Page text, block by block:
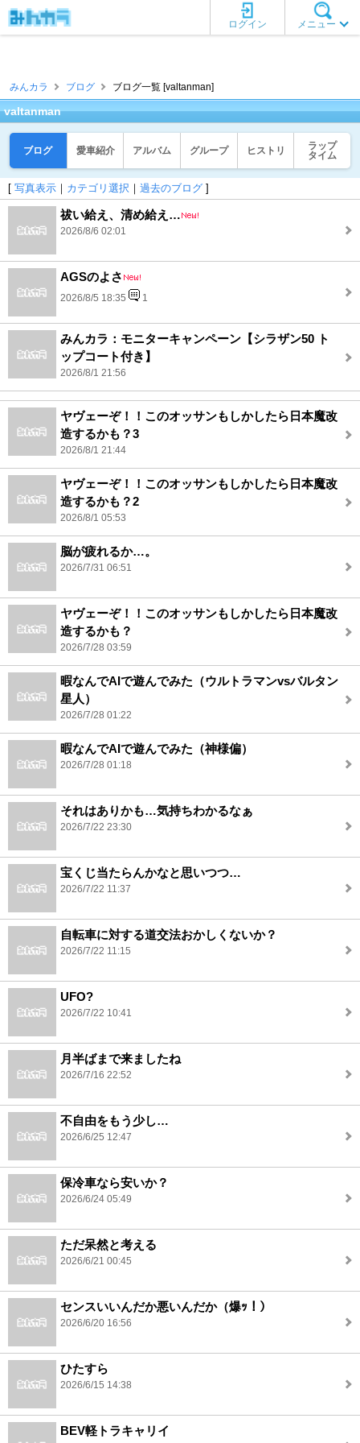
メニュー
ログイン
みんカラ ブログ ブログ一覧 [valtanman]
valtanman
ブログ 愛車紹介 アルバム グループ ヒストリ
ラップ
タイム
[ 写真表示 ｜ カテゴリ選択 ｜ 過去のブログ ]
祓い給え、清め給え…
2026/8/6 02:01
AGSのよさ
2026/8/5 18:35 1
みんカラ：モニターキャンペーン【シラザン50 ト
ップコート付き】
2026/8/1 21:56
ヤヴェーぞ！！このオッサンもしかしたら日本魔改
造するかも？3
2026/8/1 21:44
ヤヴェーぞ！！このオッサンもしかしたら日本魔改
造するかも？2
2026/8/1 05:53
脳が疲れるか…。
2026/7/31 06:51
ヤヴェーぞ！！このオッサンもしかしたら日本魔改
造するかも？
2026/7/28 03:59
暇なんでAIで遊んでみた（ウルトラマンvsバルタン
星人）
2026/7/28 01:22
暇なんでAIで遊んでみた（神様偏）
2026/7/28 01:18
それはありかも…気持ちわかるなぁ
2026/7/22 23:30
宝くじ当たらんかなと思いつつ…
2026/7/22 11:37
自転車に対する道交法おかしくないか？
2026/7/22 11:15
UFO?
2026/7/22 10:41
月半ばまで来ましたね
2026/7/16 22:52
不自由をもう少し…
2026/6/25 12:47
保冷車なら安いか？
2026/6/24 05:49
ただ呆然と考える
2026/6/21 00:45
センスいいんだか悪いんだか（爆ｯ！）
2026/6/20 16:56
ひたすら
2026/6/15 14:38
BEV軽トラキャリイ